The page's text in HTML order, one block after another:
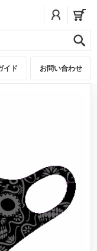
イド お問い合わせ